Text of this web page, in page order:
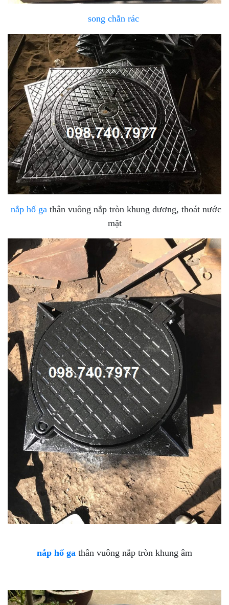
song chắn rác
nắp hố gathân vuông nắp tròn khung dương, thoát nước
mặt
nắp hố ga thân vuông nắp tròn khung âm